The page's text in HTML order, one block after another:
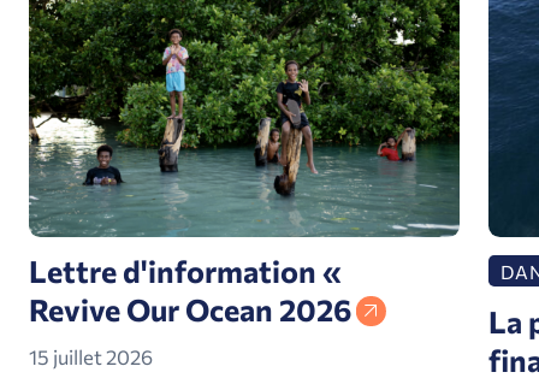
Lettre d'information «
Revive Our Ocean 2026
15 juillet 2026
La